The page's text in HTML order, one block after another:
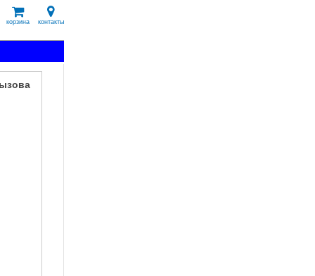
корзина контакты